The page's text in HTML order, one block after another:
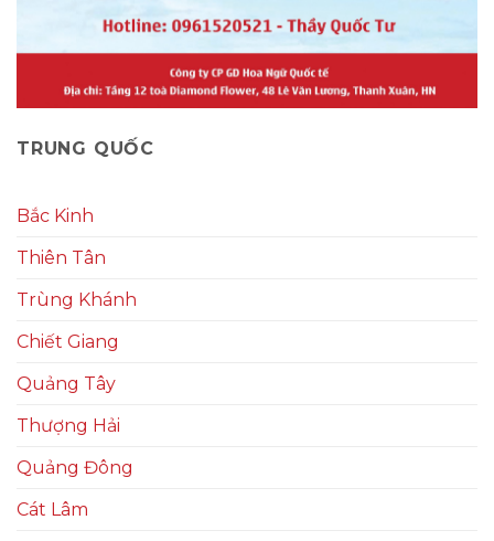
TRUNG QUỐC
Bắc Kinh
Thiên Tân
Trùng Khánh
Chiết Giang
Quảng Tây
Thượng Hải
Quảng Đông
Cát Lâm